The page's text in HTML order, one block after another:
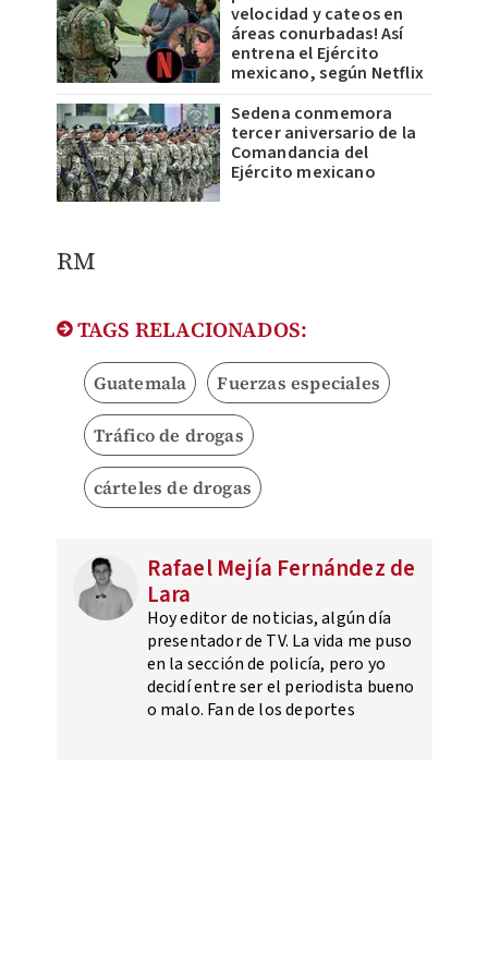
velocidad y cateos en
áreas conurbadas! Así
entrena el Ejército
mexicano, según Netflix
Sedena conmemora
tercer aniversario de la
Comandancia del
Ejército mexicano
RM
TAGS RELACIONADOS:
Guatemala Fuerzas especiales
Tráfico de drogas
cárteles de drogas
Rafael Mejía Fernández de
Lara
Hoy editor de noticias, algún día
presentador de TV. La vida me puso
en la sección de policía, pero yo
decidí entre ser el periodista bueno
o malo. Fan de los deportes